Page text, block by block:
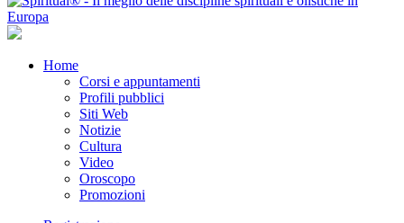
Home
Corsi e appuntamenti
Profili pubblici
Siti Web
Notizie
Cultura
Video
Oroscopo
Promozioni